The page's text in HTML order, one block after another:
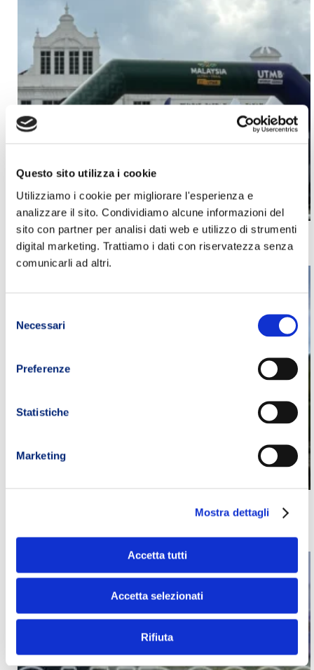
Questo sito utilizza i cookie
Utilizziamo i cookie per migliorare l'esperienza e
analizzare il sito. Condividiamo alcune informazioni del
sito con partner per analisi dati web e utilizzo di strumenti
digital marketing. Trattiamo i dati con riservatezza senza
comunicarli ad altri.
delNecessari
Preferenze
Statistiche
Marketing
Mostra dettagli
Accetta tutti
Accetta selezionati
Rifiuta
UTMB Malesia: la gara nella giungla in Asia
ALLENAMENTO ULTRA TRAIL A BLOCCHI